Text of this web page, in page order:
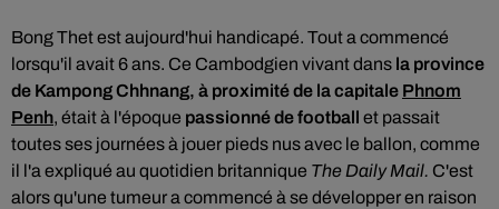
Bong Thet est aujourd'hui handicapé. Tout a commencé
lorsqu'il avait 6 ans. Ce Cambodgien vivant dans la province
de Kampong Chhnang, à proximité de la capitale Phnom
Penh, était à l'époque passionné de football et passait
toutes ses journées à jouer pieds nus avec le ballon, comme
il l'a expliqué au quotidien britannique The Daily Mail. C'est
alors qu'une tumeur a commencé à se développer en raison